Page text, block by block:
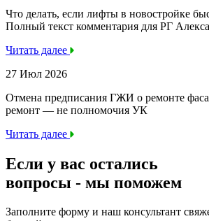
Что делать, если лифты в новостройке
Полный текст комментария для РГ
Читать далее
27 Июл 2026
Отмена предписания ГЖИ о ремонте
ремонт — не полномочия УК
Читать далее
Если у вас остались
вопросы - мы поможем
Заполните форму и наш консультант